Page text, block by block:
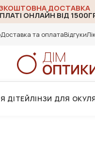
ДОСТАВКА
ОНЛАЙН ВІД
Доставка та оплатаВідгуки
ДІТЕЙЛІНЗИ ДЛЯ